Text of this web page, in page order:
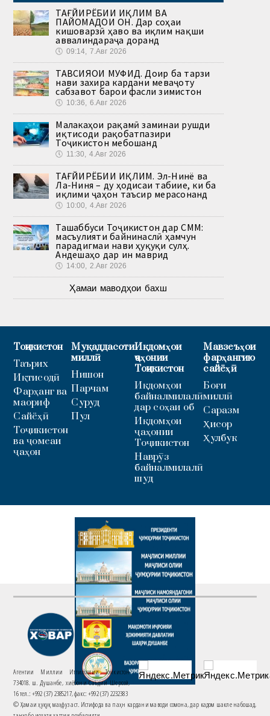
ТАҒЙИРЁБИИ ИҚЛИМ ВА
ПАЙОМАДҲОИ ОН. Дар соҳаи
кишоварзӣ ҳаво ва иқлим нақши
аввалиндараҷа доранд
🕔 09:14, 7.Авг 2026
ТАВСИЯҲОИ МУФИД. Доир ба тарзи
нави захира кардани меваҷоту
сабзавот барои фасли зимистон
🕔 10:36, 6.Авг 2026
Малакаҳои рақамӣ заминаи рушди
иқтисоди рақобатпазири
Тоҷикистон мебошанд
🕔 11:30, 4.Авг 2026
ТАҒЙИРЁБИИ ИҚЛИМ. Эл-Нинё ва
Ла-Ниня – ду ҳодисаи табиие, ки ба
иқлими ҷаҳон таъсир мерасонанд
🕔 10:00, 4.Авг 2026
Ташаббуси Тоҷикистон дар СММ:
масъулияти байнинаслӣ ҳамчун
парадигмаи нави ҳуқуқи сулҳ.
Андешаҳо дар ин маврид
🕔 14:00, 2.Авг 2026
Ҳамаи маводҳои бахш
Тоҷикистон
Таърих
Иқтисодӣ
Фарҳанг ва
маориф
Сайёҳӣ
Тоҷикистон
ва ҷомеаи
ҷаҳон
Муқаддасоти
миллӣ
Нишон
Парчам
Суруд
Пул
Иқдомҳои
ҷаҳонии
Тоҷикистон
Иқдомҳои
байналмилалӣ
дар соҳаи об
Иқдомҳои
ҷаҳонии
Тоҷикистон
Наврӯз
байналмилалӣ
шуд
Мавзеъҳои
фарҳангию
сайёҳӣ
Боғи
миллӣ
Саразм
Ҳисор
Ҳулбук
Агентии Миллии Иттилоотии Тоҷикистон
734018. ш. Душанбе, хиёбони Саъдии Шерозӣ,
16 тел.: +992 (37) 2385217, факс: +992 (37) 2232383
© Ҳамаи ҳуқуқ маҳфуз аст. Истифода ва паҳн кардани маводи сомона, дар кадом шакле набошад,